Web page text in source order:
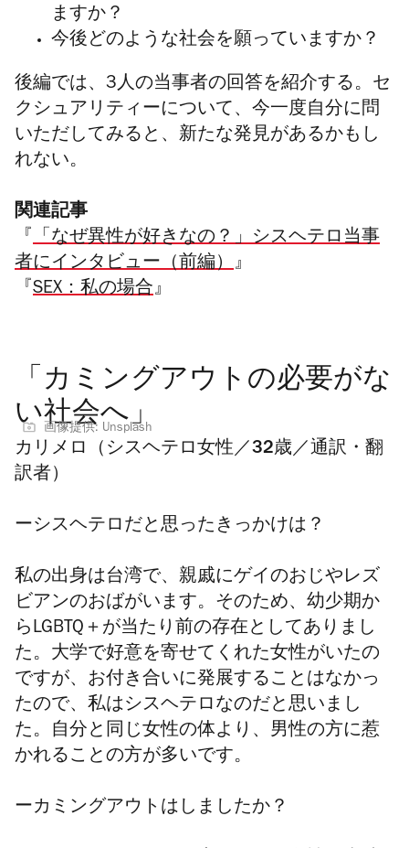
ますか？
今後どのような社会を願っていますか？
後編では、3人の当事者の回答を紹介する。セ
クシュアリティーについて、今一度自分に問
いただしてみると、新たな発見があるかもし
れない。
関連記事
『 「なぜ異性が好きなの？」シスヘテロ当事
者にインタビュー（前編）』
『 SEX：私の場合』
「カミングアウトの必要がな
い社会へ」
画像提供: Unsplash
カリメロ（シスヘテロ女性／32歳／通訳・翻
訳者）
ーシスヘテロだと思ったきっかけは？
私の出身は台湾で、親戚にゲイのおじやレズ
ビアンのおばがいます。そのため、幼少期か
らLGBTQ＋が当たり前の存在としてありまし
た。大学で好意を寄せてくれた女性がいたの
ですが、お付き合いに発展することはなかっ
たので、私はシスヘテロなのだと思いまし
た。自分と同じ女性の体より、男性の方に惹
かれることの方が多いです。
ーカミングアウトはしましたか？